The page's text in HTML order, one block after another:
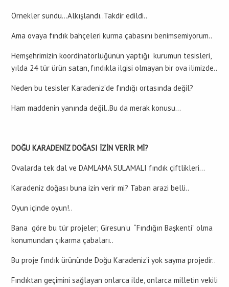
Örnekler sundu…Alkışlandı..Takdir edildi..
Ama ovaya fındık bahçeleri kurma çabasını benimsemiyorum..
Hemşehrimizin koordinatörlüğünün yaptığı kurumun tesisleri,
yılda 24 tür ürün satan, fındıkla ilgisi olmayan bir ova ilimizde..
Neden bu tesisler Karadeniz’de fındığı ortasında değil?
Ham maddenin yanında değil..Bu da merak konusu…
DOĞU KARADENİZ DOĞASI İZİN VERİR Mİ?
Ovalarda tek dal ve DAMLAMA SULAMALI fındık çiftlikleri…
Karadeniz doğası buna izin verir mi? Taban arazi belli..
Oyun içinde oyun!..
Bana göre bu tür projeler; Giresun’u “Fındığın Başkenti” olma
konumundan çıkarma çabaları..
Bu proje fındık ürününde Doğu Karadeniz’i yok sayma projedir..
Fındıktan geçimini sağlayan onlarca ilde, onlarca milletin vekili